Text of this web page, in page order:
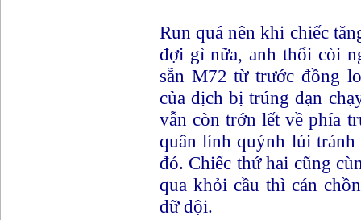
Run quá nên khi chiếc
đợi gì nữa, anh thổi còi
sẵn M72 từ trước đồng
của địch bị trúng đạn
vẫn còn trớn lết về phía
quân lính quýnh lủi
đó. Chiếc thứ hai cũng
qua khỏi cầu thì cán
dữ dội.